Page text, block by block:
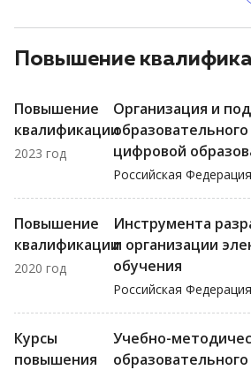
Повышение
Повышение
квалификации
2023 год
Организация и
цифровой
Российская
Повышение
квалификации
2020 год
Инструмента
и организации
обучения
Российская
Курсы
повышения
Учебно-